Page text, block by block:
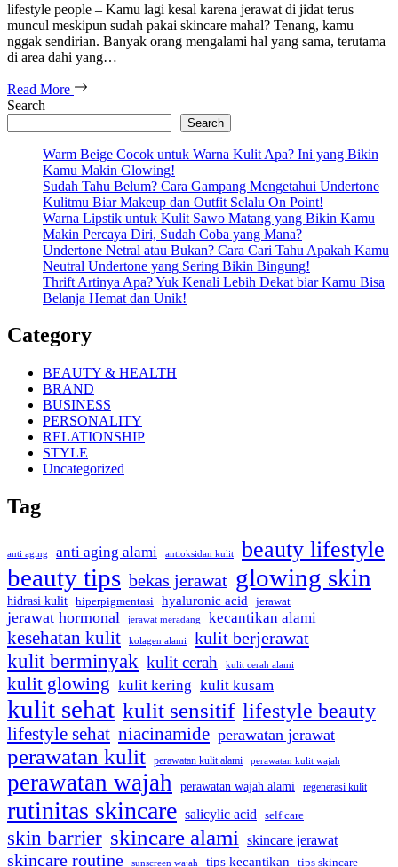
lifestyle people – Kamu lagi kesal karena jerawat di jidat terus
muncul meskipun sudah pakai skincare mahal? Tenang, kamu
nggak sendirian. Banyak orang mengalami hal yang sama, terutama
di area dahi yang…
Read More
Search
Search
Warm Beige Cocok untuk Warna Kulit Apa? Ini yang Bikin
Kamu Makin Glowing!
Sudah Tahu Belum? Cara Gampang Mengetahui Undertone
Kulitmu Biar Makeup dan Outfit Selalu On Point!
Warna Lipstik untuk Kulit Sawo Matang yang Bikin Kamu
Makin Percaya Diri, Sudah Coba yang Mana?
Undertone Netral atau Bukan? Cara Cari Tahu Apakah Kamu
Neutral Undertone yang Sering Bikin Bingung!
Thrift Artinya Apa? Yuk Kenali Lebih Dekat biar Kamu Bisa
Belanja Hemat dan Unik!
Category
BEAUTY & HEALTH
BRAND
BUSINESS
PERSONALITY
RELATIONSHIP
STYLE
Uncategorized
Tag
anti aging anti aging alami antioksidan kulit beauty lifestyle
beauty tips bekas jerawat glowing skin
hidrasi kulit hiperpigmentasi hyaluronic acid jerawat
jerawat hormonal jerawat meradang kecantikan alami
kesehatan kulit kolagen alami kulit berjerawat
kulit berminyak kulit cerah kulit cerah alami
kulit glowing kulit kering kulit kusam
kulit sehat kulit sensitif lifestyle beauty
lifestyle sehat niacinamide perawatan jerawat
perawatan kulit perawatan kulit alami perawatan kulit wajah
perawatan wajah perawatan wajah alami regenerasi kulit
rutinitas skincare salicylic acid self care
skin barrier skincare alami skincare jerawat
skincare routine sunscreen wajah tips kecantikan tips skincare